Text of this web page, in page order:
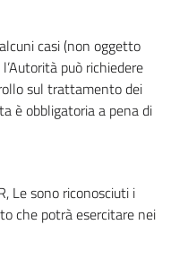
casi (non oggetto
può richiedere
sul trattamento dei
è obbligatoria a pena di
Le sono riconosciuti i
che potrà esercitare nei